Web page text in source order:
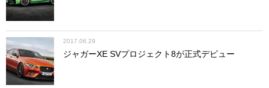
2017.06.29
ジャガーXE SVプロジェクト8が正式デビュー